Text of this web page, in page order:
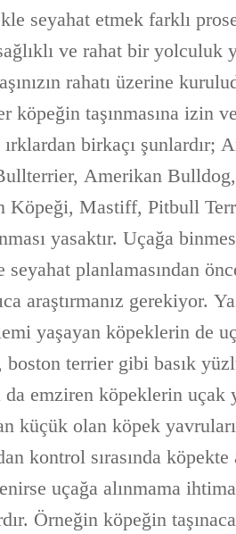
seyahat etmek farklı
ve rahat bir yolculuk
rahatı üzerine
köpeğin taşınmasına izin
ırklardan birkaçı
Amerikan
Köpeği, Mastiff, Pitbull
yasaktır. Uçağa
seyahat planlamasından
araştırmanız gerekiyor.
yaşayan köpeklerin de
terrier gibi basık
emziren köpeklerin uçak
küçük olan köpek
kontrol sırasında
uçağa alınmama
Örneğin köpeğin